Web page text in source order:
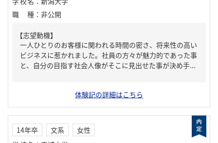
職種 ： 非公開
【志望動機】
一人ひとりのお客様に関われる時間の密さ、将来性の高い
ビジネスに惹かれました。社員の方々が魅力的であった事
と、自分の目指す社会人像がそこに見出せた事が決め手...
体験記の詳細はこちら
14年卒 文系
女性